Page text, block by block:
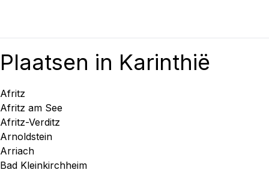
Plaatsen in Karinthië
Afritz
Afritz am See
Afritz-Verditz
Arnoldstein
Arriach
Bad Kleinkirchheim